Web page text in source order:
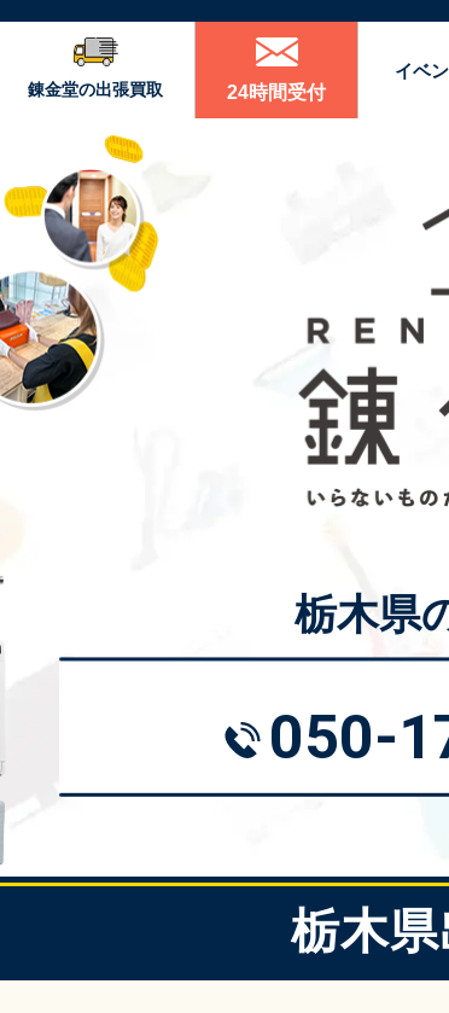
錬金堂の出張買取 24時間受付
イベ
栃木県
050-
栃木